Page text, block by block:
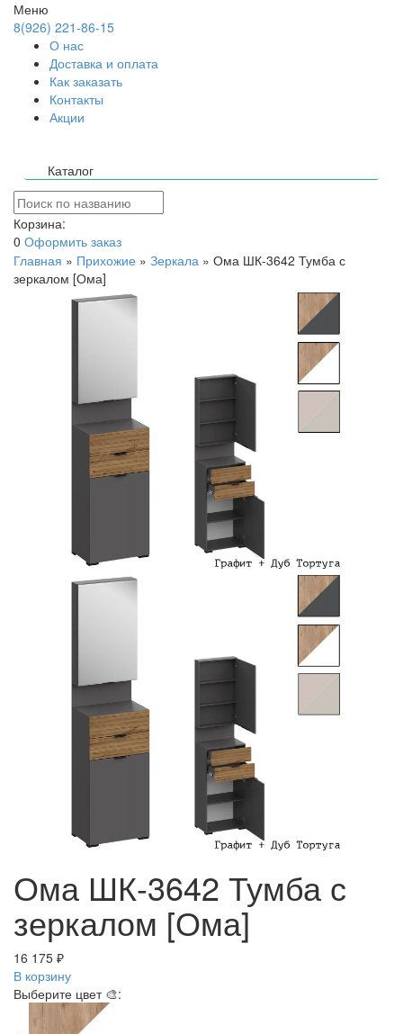
Меню
8(926) 221-86-15
О нас
Доставка и оплата
Как заказать
Контакты
Акции
Каталог
Корзина:
0 Оформить заказ
Главная » Прихожие » Зеркала » Ома ШК-3642 Тумба с
зеркалом [Ома]
Ома ШК-3642 Тумба с
зеркалом [Ома]
16 175 ₽
В корзину
Выберите цвет 🎨: